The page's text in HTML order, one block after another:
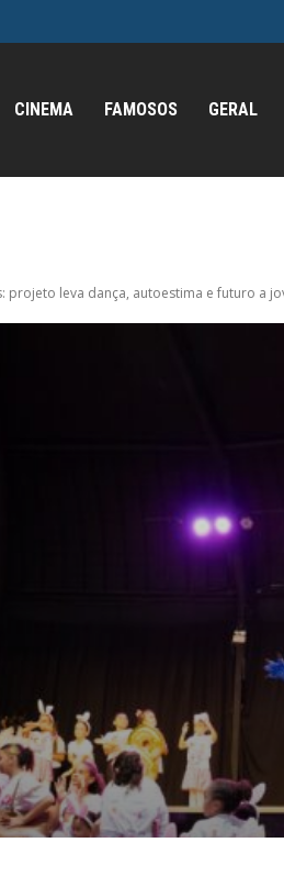
CINEMA FAMOSOS GERAL
projeto leva dança, autoestima e futuro a